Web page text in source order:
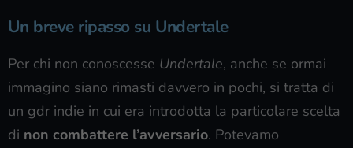
Un breve ripasso su Undertale
Per chi non conoscesse Undertale, anche se ormai
immagino siano rimasti davvero in pochi, si tratta di
un gdr indie in cui era introdotta la particolare scelta
di non combattere l’avversario. Potevamo